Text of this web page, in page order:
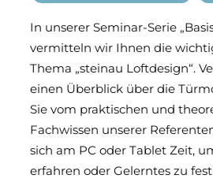
Programme
Prospektanforderung
steinau Akademie
Downloads & Medien
In unserer Seminar-Serie
vermitteln wir Ihnen die
Thema „steinau Loftdesign“.
einen Überblick über die
Sie vom praktischen und
Fachwissen unserer
sich am PC oder Tablet Zeit,
erfahren oder Gelerntes zu